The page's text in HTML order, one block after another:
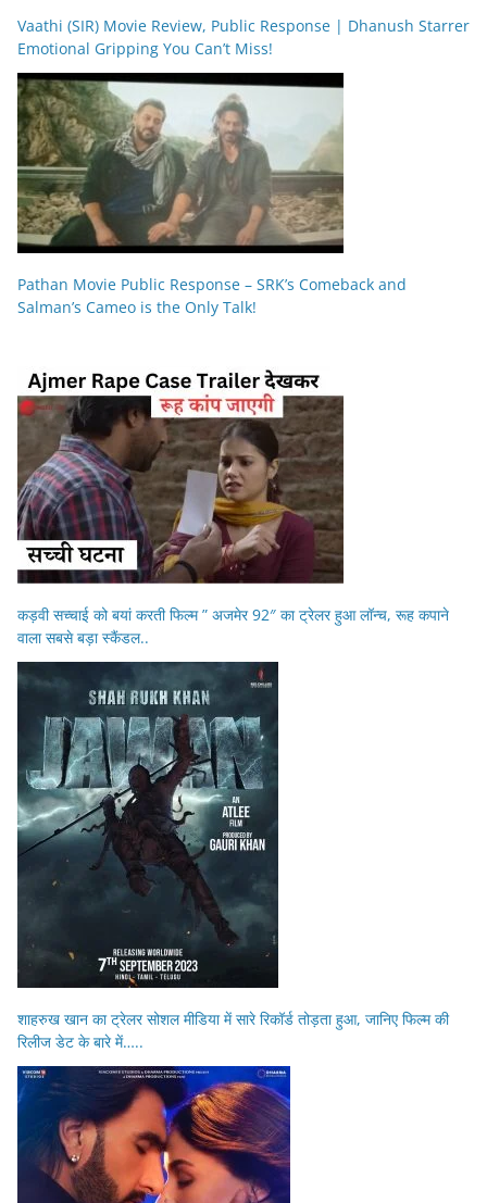
Vaathi (SIR) Movie Review, Public Response | Dhanush Starrer
Emotional Gripping You Can’t Miss!
Pathan Movie Public Response – SRK’s Comeback and
Salman’s Cameo is the Only Talk!
कड़वी सच्चाई को बयां करती फिल्म ” अजमेर 92″ का ट्रेलर हुआ लॉन्च, रूह कपाने
वाला सबसे बड़ा स्कैंडल..
शाहरुख खान का ट्रेलर सोशल मीडिया में सारे रिकॉर्ड तोड़ता हुआ, जानिए फिल्म की
रिलीज डेट के बारे में…..